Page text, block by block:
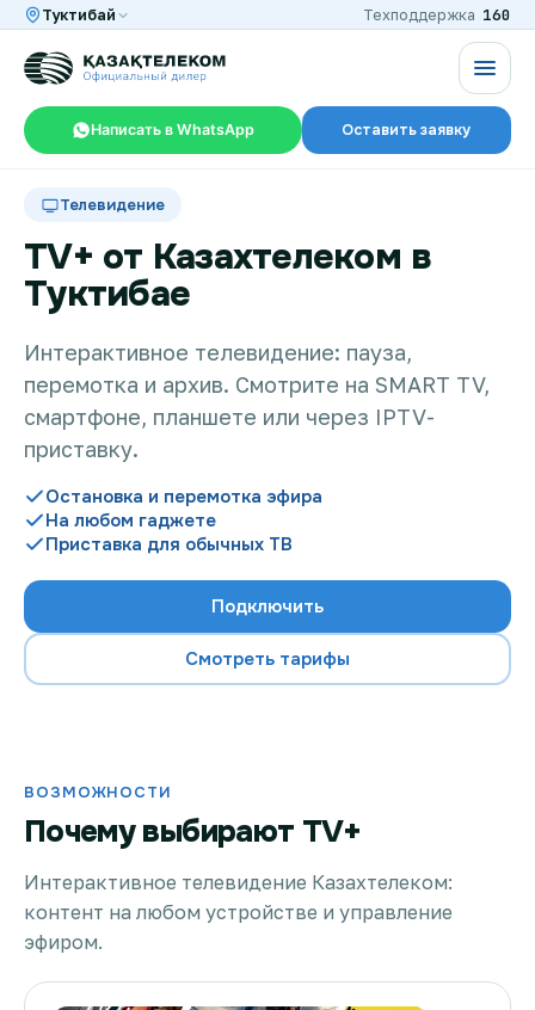
Туктибай Техподдержка 160
Написать в WhatsApp Оставить заявку
Интернет и ТВ в частном доме
Интернет в офис
TV+
Проверить возможность подключения
Акции
Заявка на подбор тарифа
Подключиться к КазахТелеком
Телевидение
TV+ от Казахтелеком в
Туктибае
Интерактивное телевидение: пауза,
перемотка и архив. Смотрите на SMART TV,
смартфоне, планшете или через IPTV-
приставку.
Остановка и перемотка эфира
На любом гаджете
Приставка для обычных ТВ
Подключить
Смотреть тарифы
ВОЗМОЖНОСТИ
Почему выбирают TV+
Интерактивное телевидение Казахтелеком:
контент на любом устройстве и управление
эфиром.